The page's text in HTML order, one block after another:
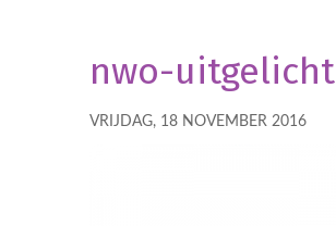
nwo-uitgelicht
VRIJDAG, 18 NOVEMBER 2016